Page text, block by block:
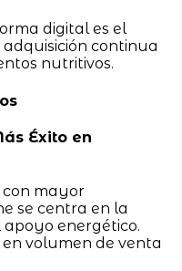
digital es el
continua
nutritivos.
Éxito en
con mayor
se centra en la
apoyo energético.
volumen de venta